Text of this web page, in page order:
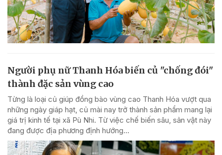
Người phụ nữ Thanh Hóa biến củ "chống đói"
thành đặc sản vùng cao
Từng là loại củ giúp đồng bào vùng cao Thanh Hóa vượt qua
những ngày giáp hạt, củ mài nay trở thành sản phẩm mang lại
giá trị kinh tế tại xã Pù Nhi. Từ việc chế biến sâu, sản vật này
đang được địa phương định hướng...